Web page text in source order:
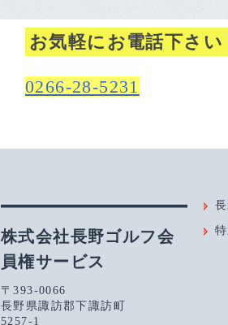
お気軽にお電話下さい
0266-28-5231
株式会社長野ゴルフ会
員権サービス
〒393-0066
長野県諏訪郡下諏訪町
5257-1